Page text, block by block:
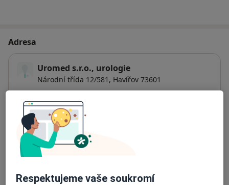
Adresa
Uromed s.r.o., urologie
Národní třída 12/581, Havířov 73601
Dostupnost
Na této adrese online kalendář není aktivní
Co mám v takové situaci udělat?
Respektujeme vaše soukromí